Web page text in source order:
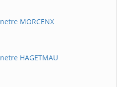
MORCENX
HAGETMAU